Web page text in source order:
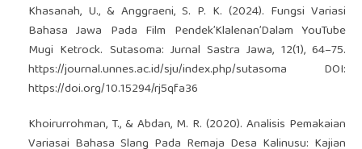
Khasanah, U., & Anggraeni, S. P. K. (2024). Fungsi Variasi
Bahasa Jawa Pada Film Pendek’Klalenan’Dalam YouTube
Mugi Ketrock. Sutasoma: Jurnal Sastra Jawa, 12(1), 64–75.
https://journal.unnes.ac.id/sju/index.php/sutasoma DOI:
https://doi.org/10.15294/rj5qfa36
Khoirurrohman, T., & Abdan, M. R. (2020). Analisis Pemakaian
Variasai Bahasa Slang Pada Remaja Desa Kalinusu: Kajian